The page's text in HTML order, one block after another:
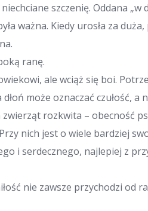
szczenię. Oddana „w
ważna. Kiedy urosła za
ranę.
ale wciąż się boi.
może oznaczać czułość, a
rozkwita – obecność
nich jest o wiele bardziej
i serdecznego, najlepiej z
nie zawsze przychodzi od